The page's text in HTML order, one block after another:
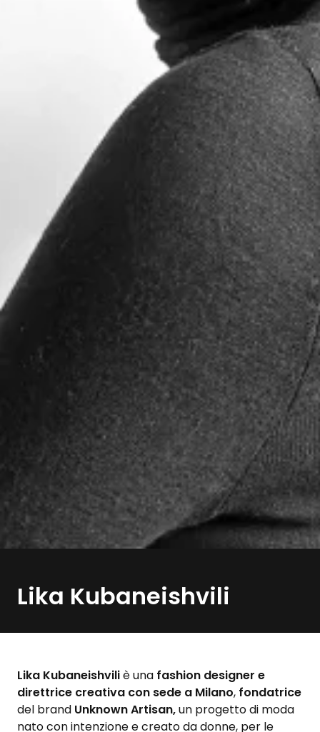
Lika Kubaneishvili
Lika Kubaneishviliè una fashion designer e
direttrice creativa con sede a Milano, fondatrice
del brand Unknown Artisan,un progetto di moda
nato con intenzione e creato da donne, per le